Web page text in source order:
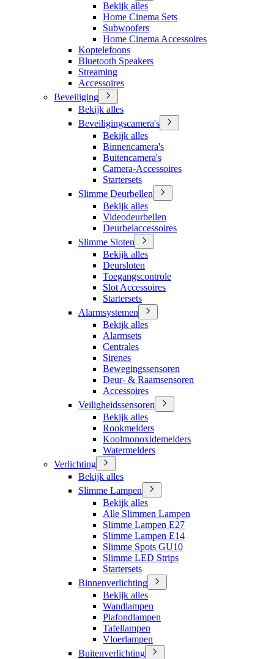
Bekijk alles
Home Cinema Sets
Subwoofers
Home Cinema Accessoires
Koptelefoons
Bluetooth Speakers
Streaming
Accessoires
Beveiliging
Bekijk alles
Beveiligingscamera's
Bekijk alles
Binnencamera's
Buitencamera's
Camera-Accessoires
Startersets
Slimme Deurbellen
Bekijk alles
Videodeurbellen
Deurbelaccessoires
Slimme Sloten
Bekijk alles
Deursloten
Toegangscontrole
Slot Accessoires
Startersets
Alarmsystemen
Bekijk alles
Alarmsets
Centrales
Sirenes
Bewegingssensoren
Deur- & Raamsensoren
Accessoires
Veiligheidssensoren
Bekijk alles
Rookmelders
Koolmonoxidemelders
Watermelders
Verlichting
Bekijk alles
Slimme Lampen
Bekijk alles
Alle Slimmen Lampen
Slimme Lampen E27
Slimme Lampen E14
Slimme Spots GU10
Slimme LED Strips
Startersets
Binnenverlichting
Bekijk alles
Wandlampen
Plafondlampen
Tafellampen
Vloerlampen
Buitenverlichting